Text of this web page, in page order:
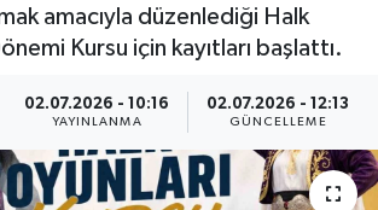
amacıyla düzenlediği Halk
Kursu için kayıtları başlattı.
02.07.2026 - 10:16
YAYINLANMA
02.07.2026 - 12:13
GÜNCELLEME